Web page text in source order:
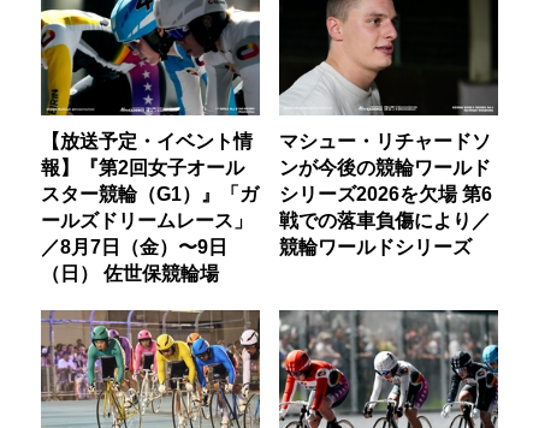
【放送予定・イベント情
報】『第2回女子オール
スター競輪（G1）』「ガ
ールズドリームレース」
／8月7日（金）〜9日
（日） 佐世保競輪場
マシュー・リチャードソ
ンが今後の競輪ワールド
シリーズ2026を欠場 第6
戦での落車負傷により／
競輪ワールドシリーズ